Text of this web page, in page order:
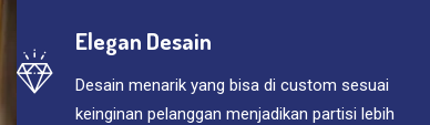
Elegan Desain
Desain menarik yang bisa di custom sesuai
keinginan pelanggan menjadikan partisi lebih